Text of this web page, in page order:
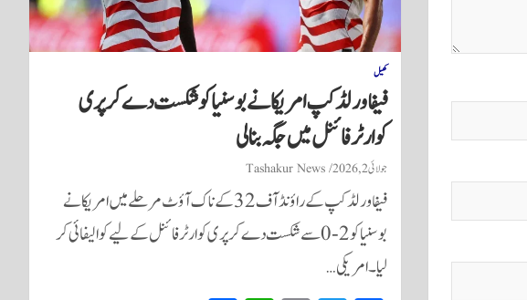
کھیل
فیفا ورلڈ کپ امریکا نے بوسنیا کو شکست دے کر پری
کوارٹر فائنل میں جگہ بنا لی
جولائی 2, 2026 Tashakur News
فیفا ورلڈ کپ کے راؤنڈ آف 32 کے ناک آؤٹ مرحلے میں امریکا نے
بوسنیا کو 2-0 سے شکست دے کر پری کوارٹر فائنل کے لیے کوالیفائی کر
لیا۔ امریکی…